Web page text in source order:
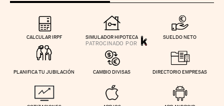
CALCULAR IRPF SIMULADOR HIPOTECA SUELDO NETO
PLANIFICA TU JUBILACIÓN CAMBIO DIVISAS DIRECTORIO EMPRESAS